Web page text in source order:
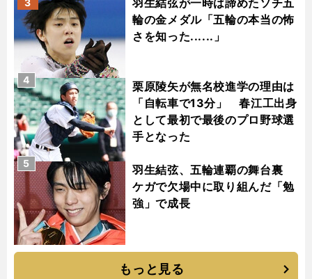
羽生結弦が一時は諦めたソチ五
輪の金メダル「五輪の本当の怖
さを知った......」
3
栗原陵矢が無名校進学の理由は
「自転車で13分」 春江工出身
として最初で最後のプロ野球選
手となった
4
羽生結弦、五輪連覇の舞台裏
ケガで欠場中に取り組んだ「勉
強」で成長
5
もっと見る